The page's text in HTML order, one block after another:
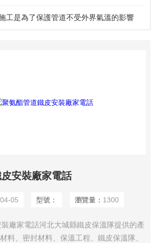
工是為了保護管道不受外界氣溫的影響
安裝廠家電話
05 型號： 瀏覽量： 1300
廠家電話河北大城縣鐵皮保溫隊提供的產
、密封材料、保溫工程、鐵皮保溫隊、